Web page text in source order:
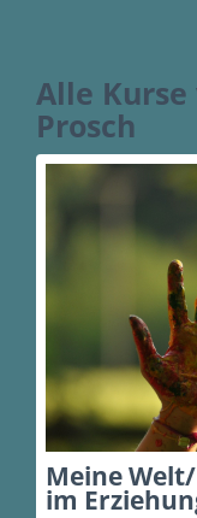
Alle Kurse
Prosch
Meine
im